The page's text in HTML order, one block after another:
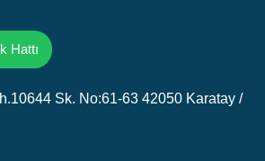
Hattı
Sk. No:61-63 42050 Karatay /